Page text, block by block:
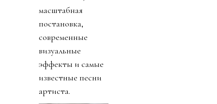
масштабная
постановка,
современные
визуальные
эффекты и самые
известные песни
артиста.